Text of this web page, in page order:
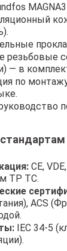
резьбовые
— в
по
CE,
ТР ТС.
ACS
IEC 34-5